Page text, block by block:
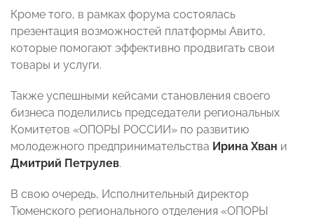
Кроме того, в рамках форума состоялась
презентация возможностей платформы Авито,
которые помогают эффективно продвигать свои
товары и услуги.
Также успешными кейсами становления своего
бизнеса поделились председатели региональных
Комитетов «ОПОРЫ РОССИИ» по развитию
молодежного предпринимательства Ирина Хван и
Дмитрий Петрулев.
В свою очередь, Исполнительный директор
Тюменского регионального отделения «ОПОРЫ